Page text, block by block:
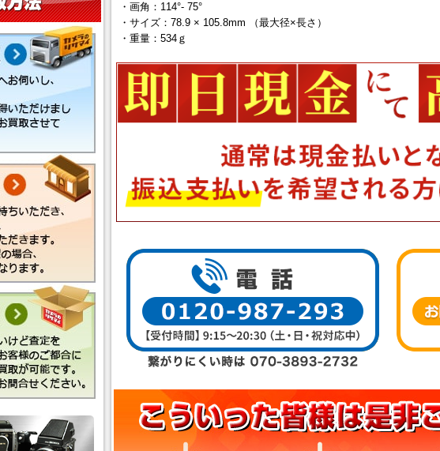
・画角：114°- 75°
・サイズ：78.9 × 105.8mm （最大径×長さ）
・重量：534ｇ